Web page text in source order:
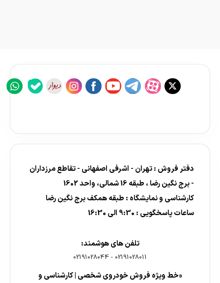
دفتر فروش : تهران - اشرفی اصفهانی - تقاطع مرزداران
- برج نگین رضا ، طبقه 16 شمالی، واحد 1602
کارشناسی و نمایشگاه : طبقه همکف برج نگین رضا
ساعات پاسخگویی : 9:30 الی 16:30
تلفن های هوشمند:
02191028011
-
02191028044
«خط ویژه فروش خودروی شخصی | کارشناسی و